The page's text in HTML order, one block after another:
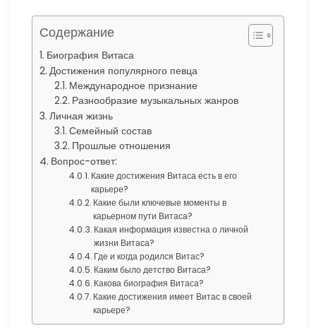
Содержание
Биография Витаса
Достижения популярного певца
Международное признание
Разнообразие музыкальных жанров
Личная жизнь
Семейный состав
Прошлые отношения
Вопрос-ответ:
Какие достижения Витаса есть в его
карьере?
Какие были ключевые моменты в
карьерном пути Витаса?
Какая информация известна о личной
жизни Витаса?
Где и когда родился Витас?
Каким было детство Витаса?
Какова биография Витаса?
Какие достижения имеет Витас в своей
карьере?